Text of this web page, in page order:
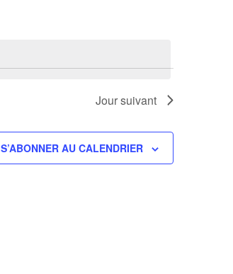
Jour suivant
S’ABONNER AU CALENDRIER